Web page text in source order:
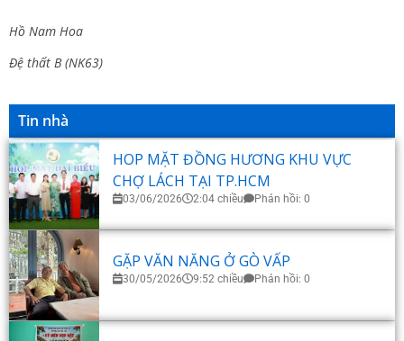
Hồ Nam Hoa
Đệ thất B (NK63)
Tin nhà
HOP MẶT ĐỒNG HƯƠNG KHU VỰC
CHỢ LÁCH TẠI TP.HCM
03/06/2026 2:04 chiều Phản hồi: 0
GẶP VĂN NĂNG Ở GÒ VẤP
30/05/2026 9:52 chiều Phản hồi: 0